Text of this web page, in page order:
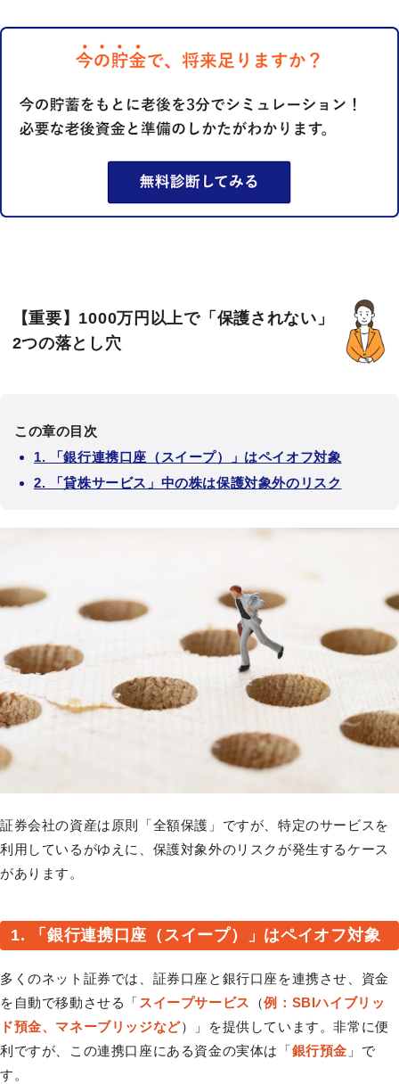
【重要】1000万円以上で「保護されない」
2つの落とし穴
この章の目次
1. 「銀行連携口座（スイープ）」はペイオフ対象
2. 「貸株サービス」中の株は保護対象外のリスク
証券会社の資産は原則「全額保護」ですが、特定のサービスを
利用しているがゆえに、保護対象外のリスクが発生するケース
があります。
1. 「銀行連携口座（スイープ）」はペイオフ対象
多くのネット証券では、証券口座と銀行口座を連携させ、資金
を自動で移動させる「 スイープサービス （例：SBIハイブリッ
ド預金、マネーブリッジなど）」を提供しています。非常に便
利ですが、この連携口座にある資金の実体は「 銀行預金 」で
す。